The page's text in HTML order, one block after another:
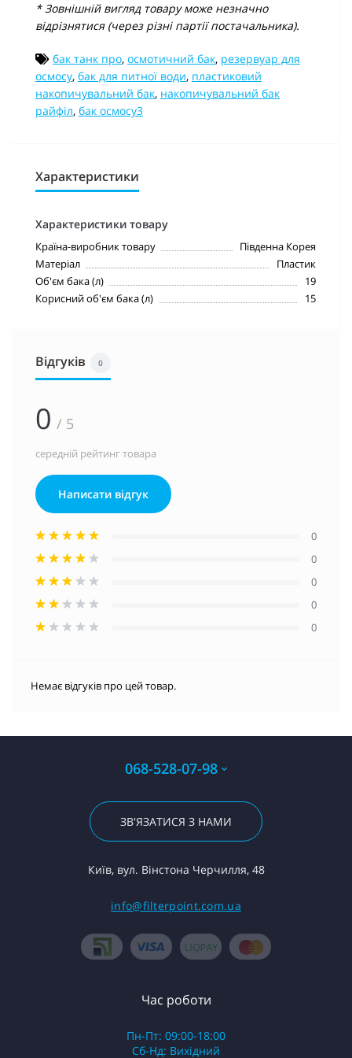
* Зовнішній вигляд товару може незначно
відрізнятися (через різні партії постачальника).
бак танк про, осмотичний бак, резервуар для
осмосу, бак для питної води, пластиковий
накопичувальний бак, накопичувальний бак
райфіл, бак осмосу3
Характеристики
Характеристики товару
Країна-виробник товару
Південна Корея
Матеріал
Пластик
Об'єм бака (л)
19
Корисний об'єм бака (л)
15
Відгуків 0
0 / 5
середній рейтинг товара
Написати відгук
0
0
0
0
0
Немає відгуків про цей товар.
068-528-07-98
ЗВ'ЯЗАТИСЯ З НАМИ
Київ, вул. Вінстона Черчилля, 48
info@filterpoint.com.ua
Час роботи
Пн-Пт: 09:00-18:00
Сб-Нд: Вихідний